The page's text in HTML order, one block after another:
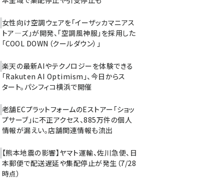
女性向け空調ウェアを「イーザッカマニアス
トア―ズ」が開発、「空調風神服」を採用した
「COOL DOWN（クールダウン）」
楽天の最新AIやテクノロジーを体験できる
「Rakuten AI Optimism」、今日からス
タート。パシフィコ横浜で開催
老舗ECプラットフォームのEストアー「ショッ
プサーブ」に不正アクセス、885万件の個人
情報が漏えい。店舗関連情報も流出
【熊本地震の影響】ヤマト運輸、佐川急便、日
本郵便で配送遅延や集配停止が発生（7/28
時点）